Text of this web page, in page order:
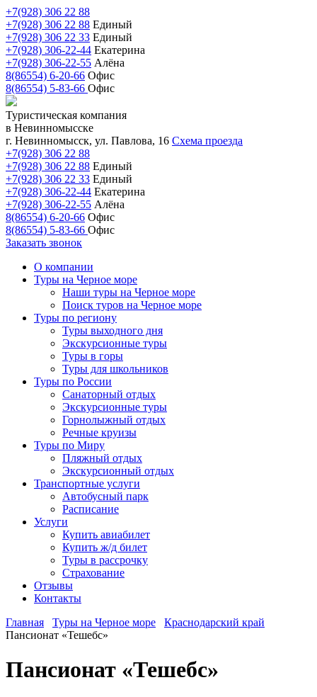
+7(928) 306 22 88
+7(928) 306 22 88 Единый
+7(928) 306 22 33 Единый
+7(928) 306-22-44 Екатерина
+7(928) 306-22-55 Алёна
8(86554) 6-20-66 Офис
8(86554) 5-83-66 Офис
Туристическая компания
в Невинномысске
г. Невинномысск, ул. Павлова, 16 Схема проезда
+7(928) 306 22 88
+7(928) 306 22 88 Единый
+7(928) 306 22 33 Единый
+7(928) 306-22-44 Екатерина
+7(928) 306-22-55 Алёна
8(86554) 6-20-66 Офис
8(86554) 5-83-66 Офис
Заказать звонок
О компании
Туры на Черное море
Наши туры на Черное море
Поиск туров на Черное море
Туры по региону
Туры выходного дня
Экскурсионные туры
Туры в горы
Туры для школьников
Туры по России
Санаторный отдых
Экскурсионные туры
Горнолыжный отдых
Речные круизы
Туры по Миру
Пляжный отдых
Экскурсионный отдых
Транспортные услуги
Автобусный парк
Расписание
Услуги
Купить авиабилет
Купить ж/д билет
Туры в рассрочку
Страхование
Отзывы
Контакты
Главная
Туры на Черное море
Краснодарский край
Пансионат «Тешебс»
Пансионат «Тешебс»